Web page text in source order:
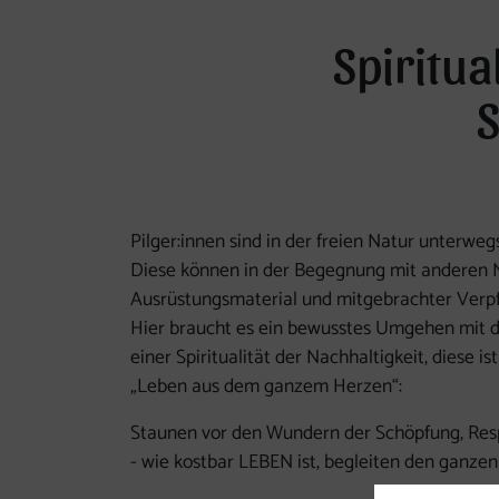
Pilger:innen sind in der freien Natur
Diese können in der Begegnung mit
Ausrüstungsmaterial und mitgebrachter
Hier braucht es ein bewusstes Umgehen
einer Spiritualität der Nachhaltigkeit, diese
„Leben aus dem ganzem Herzen“:
Staunen vor den Wundern der Schöpfung,
- wie kostbar LEBEN ist, begleiten den